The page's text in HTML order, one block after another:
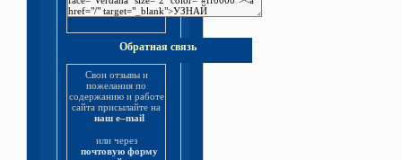
Обратная связь
Свои отзывы и
пожелания по
содержанию и работе
сайта присылайте на
наш e–mail
или через
почтовую форму